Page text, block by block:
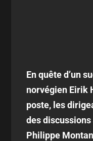
En quête d’un
norvégien Eirik
poste, les
des
Philippe